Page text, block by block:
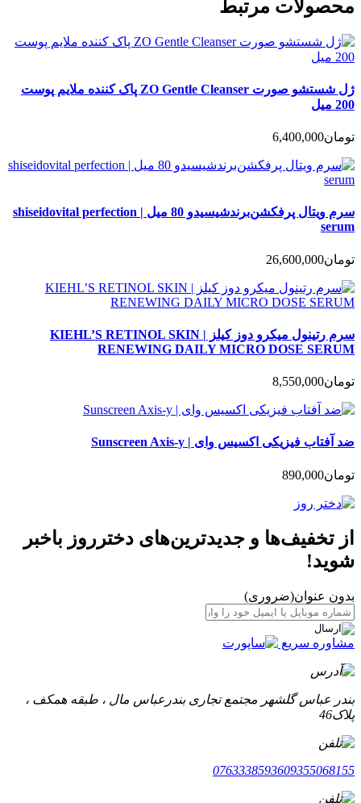
محصولات مرتبط
ژل شستشو صورت ZO Gentle Cleanser پاک کننده ملایم پوست
200 میل
تومان6,400,000
سرم ویتال پرفکشن‌برندشیسیدو 80 میل | shiseidovital perfection
serum
تومان26,600,000
سرم رتینول میکرو دوز کیلز | KIEHL’S RETINOL SKIN
RENEWING DAILY MICRO DOSE SERUM
تومان8,550,000
ضد آفتاب فیزیکی اکسیس وای | Sunscreen Axis-y
تومان890,000
از تخفیف‌ها و جدیدترین‌های دخترروز باخبر
شوید!
بدون عنوان(ضروری)
مشاوره سریع
بندر عباس گلشهر مجتمع تجاری بندرعباس مال ، طبقه همکف ،
پلاک46
0763338593609355068155